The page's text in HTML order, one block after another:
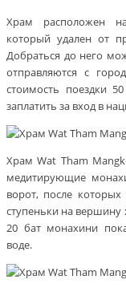
Храм расположен
который удален от
Добраться до него
отправляются с
стоимость поездки
заплатить за вход в
Храм Wat Tham
медитирующие
ворот, после
ступеньки на вершину
20 бат монахини
воде.